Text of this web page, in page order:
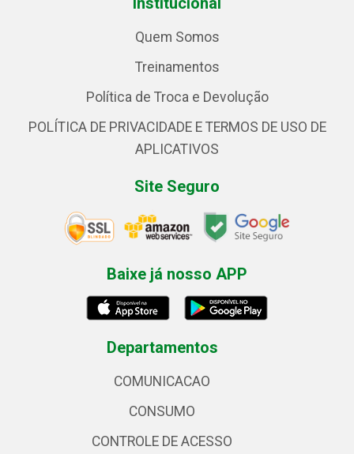
Quem Somos
Treinamentos
Política de Troca e Devolução
POLÍTICA DE PRIVACIDADE E TERMOS DE USO DE
APLICATIVOS
Site Seguro
Baixe já nosso APP
Departamentos
COMUNICACAO
CONSUMO
CONTROLE DE ACESSO